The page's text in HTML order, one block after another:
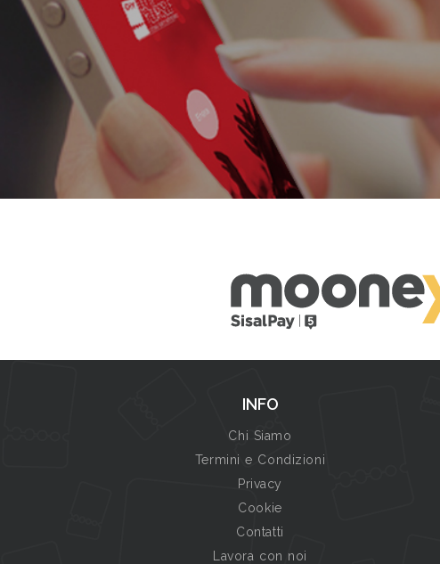
INFO
Chi Siamo
Termini e Condizioni
Privacy
Cookie
Contatti
Lavora con noi